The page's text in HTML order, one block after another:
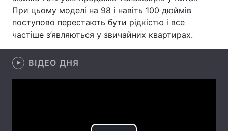
Лонгріди
Відео з Youtube Статті
Інтерв'ю
Архів Вакансії
При цьому моделі на 98 і навіть 100 дюймів
поступово перестають бути рідкістю і все
частіше з’являються у звичайних квартирах.
ВІДЕО ДНЯ